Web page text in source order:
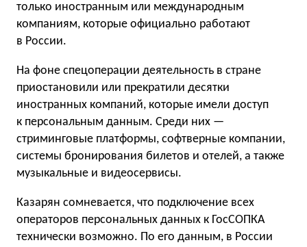
только иностранным или международным
компаниям, которые официально работают
в России.
На фоне спецоперации деятельность в стране
приостановили или прекратили десятки
иностранных компаний, которые имели доступ
к персональным данным. Среди них —
стриминговые платформы, софтверные компании,
системы бронирования билетов и отелей, а также
музыкальные и видеосервисы.
Казарян сомневается, что подключение всех
операторов персональных данных к ГосСОПКА
технически возможно. По его данным, в России